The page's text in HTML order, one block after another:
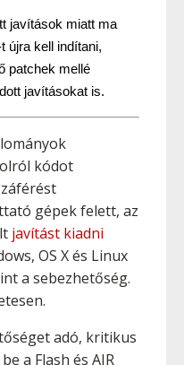
javítások miatt ma
újra kell indítani,
patchek mellé
javításokat is.
kódot
gépek felett, az
javítást kiadni
OS X és Linux
a sebezhetőség.
adó, kritikus
a Flash és AIR